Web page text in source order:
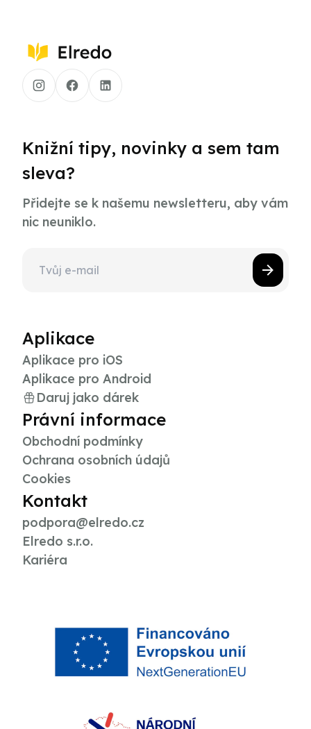
Knižní tipy, novinky a sem tam
sleva?
Přidejte se k našemu newsletteru, aby vám
nic neuniklo.
Aplikace
Aplikace pro iOS
Aplikace pro Android
Daruj jako dárek
Právní informace
Obchodní podmínky
Ochrana osobních údajů
Cookies
Kontakt
podpora@elredo.cz
Elredo s.r.o.
Kariéra